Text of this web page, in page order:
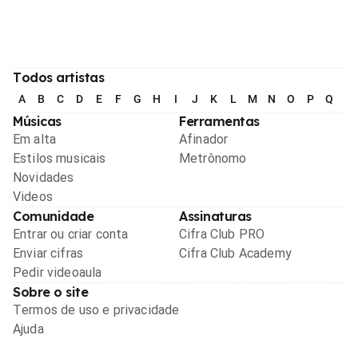
Todos artistas
A B C D E F G H I J K L M N O P Q
Músicas
Em alta
Estilos musicais
Novidades
Videos
Ferramentas
Afinador
Metrônomo
Comunidade
Entrar ou criar conta
Enviar cifras
Pedir videoaula
Assinaturas
Cifra Club PRO
Cifra Club Academy
Sobre o site
Termos de uso e privacidade
Ajuda